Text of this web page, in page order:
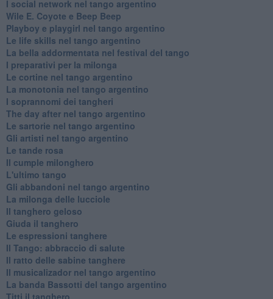
​I social network nel tango argentino
Wile E. Coyote e Beep Beep
Playboy e playgirl nel tango argentino
Le life skills nel tango argentino
La bella addormentata nel festival del tango
I preparativi per la milonga
Le cortine nel tango argentino
La monotonia nel tango argentino
I soprannomi dei tangheri
The day after nel tango argentino
Le sartorie nel tango argentino
Gli artisti nel tango argentino
Le tande rosa
Il cumple milonghero
L'ultimo tango
Gli abbandoni nel tango argentino
La milonga delle lucciole
Il tanghero geloso
Giuda il tanghero
Le espressioni tanghere
Il Tango: abbraccio di salute
Il ratto delle sabine tanghere
Il musicalizador nel tango argentino
La banda Bassotti del tango argentino
Titti il tanghero